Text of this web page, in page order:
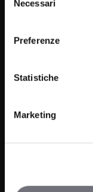
delNecessari
Preferenze
Statistiche
Marketing
Bagno
Wellness